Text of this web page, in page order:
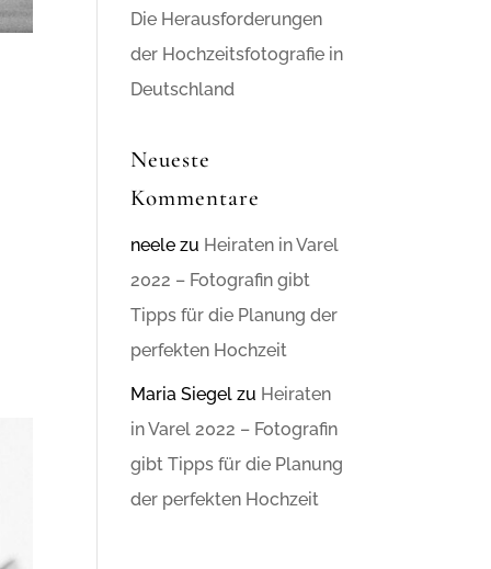
Die Herausforderungen
der Hochzeitsfotografie in
Deutschland
Neueste
Kommentare
neele zu Heiraten in Varel
2022 – Fotografin gibt
Tipps für die Planung der
perfekten Hochzeit
Maria Siegel zu Heiraten
in Varel 2022 – Fotografin
gibt Tipps für die Planung
der perfekten Hochzeit